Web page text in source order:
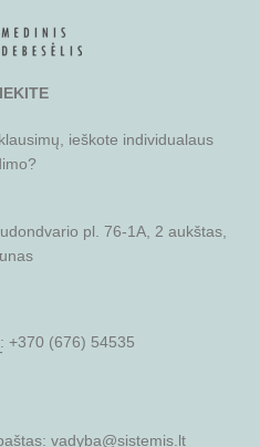
ieškote individualaus
pl. 76-1A, 2 aukštas,
+370 (676) 54535
vadyba@sistemis.lt